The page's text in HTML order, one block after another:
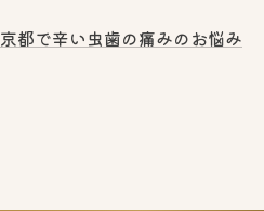
京都で辛い虫歯の痛みのお悩み